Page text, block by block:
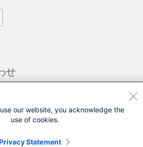
せ
が必要です。)
our website, you acknowledge the
use of cookies.
Statement